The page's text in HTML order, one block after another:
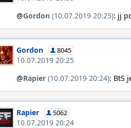
@Gordon (10.07.2019 20:25): jj
Gordon 8045
10.07.2019 20:25
@Rapier (10.07.2019 20:24): BtS
Rapier 5062
10.07.2019 20:24